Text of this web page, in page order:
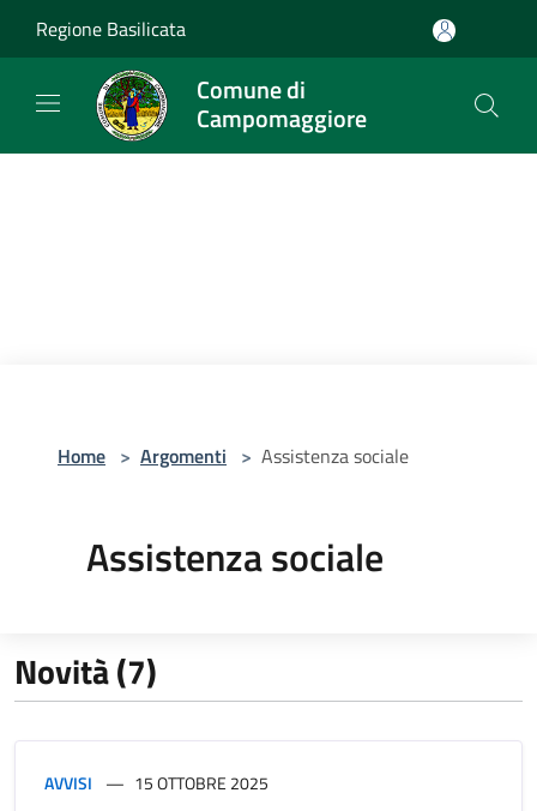
Regione Basilicata
Comune di
Campomaggiore
Home > Argomenti > Assistenza sociale
Assistenza sociale
Novità (7)
AVVISI 15 OTTOBRE 2025